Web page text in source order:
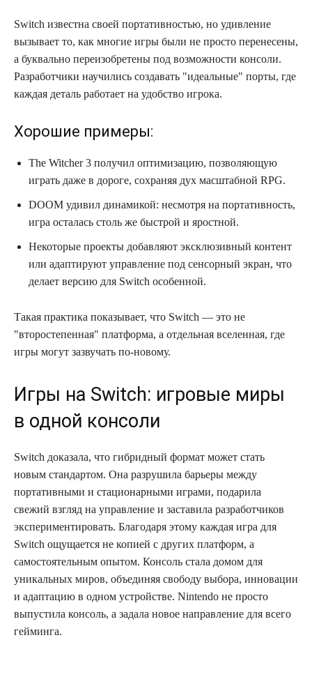
Switch известна своей портативностью, но удивление
вызывает то, как многие игры были не просто перенесены,
а буквально переизобретены под возможности консоли.
Разработчики научились создавать "идеальные" порты, где
каждая деталь работает на удобство игрока.
Хорошие примеры:
The Witcher 3 получил оптимизацию, позволяющую
играть даже в дороге, сохраняя дух масштабной RPG.
DOOM удивил динамикой: несмотря на портативность,
игра осталась столь же быстрой и яростной.
Некоторые проекты добавляют эксклюзивный контент
или адаптируют управление под сенсорный экран, что
делает версию для Switch особенной.
Такая практика показывает, что Switch — это не
"второстепенная" платформа, а отдельная вселенная, где
игры могут зазвучать по-новому.
Игры на Switch: игровые миры
в одной консоли
Switch доказала, что гибридный формат может стать
новым стандартом. Она разрушила барьеры между
портативными и стационарными играми, подарила
свежий взгляд на управление и заставила разработчиков
экспериментировать. Благодаря этому каждая игра для
Switch ощущается не копией с других платформ, а
самостоятельным опытом. Консоль стала домом для
уникальных миров, объединяя свободу выбора, инновации
и адаптацию в одном устройстве. Nintendo не просто
выпустила консоль, а задала новое направление для всего
гейминга.